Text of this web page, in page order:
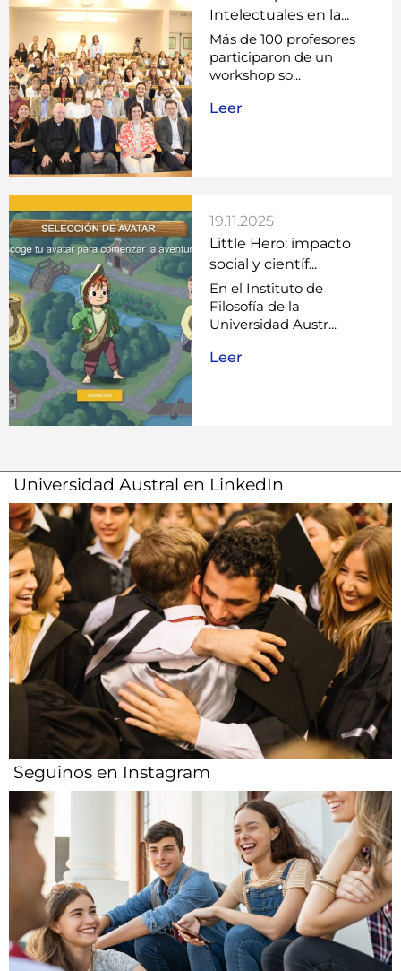
Intelectuales en la...
Más de 100 profesores
participaron de un
workshop so...
Leer
19.11.2025
Little Hero: impacto
social y científ...
En el Instituto de
Filosofía de la
Universidad Austr...
Leer
Universidad Austral en LinkedIn
Seguinos en Instagram